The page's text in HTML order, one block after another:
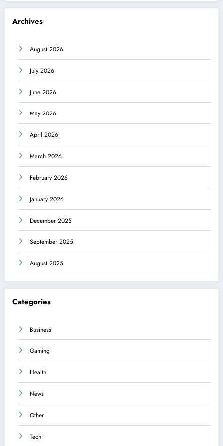
Archives
August 2026
July 2026
June 2026
May 2026
April 2026
March 2026
February 2026
January 2026
December 2025
September 2025
August 2025
Categories
Business
Gaming
Health
News
Other
Tech